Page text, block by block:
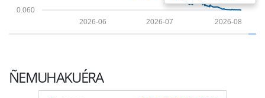
0.060
2026-08
2026-07
2026-06
ÑEMUHAKUÉRA